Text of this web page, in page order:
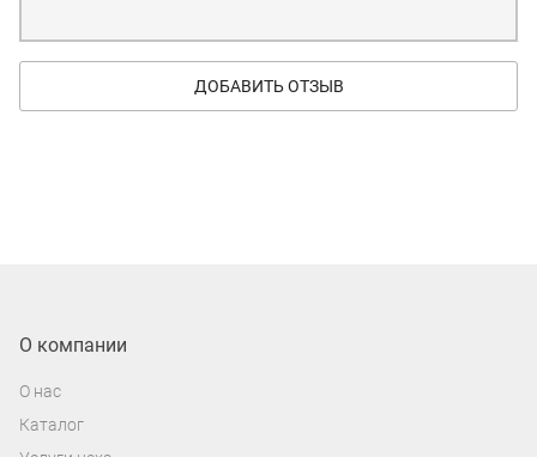
ДОБАВИТЬ ОТЗЫВ
О компании
О нас
Каталог